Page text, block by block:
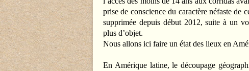
prise de conscience du caractère néfaste de
supprimée depuis début 2012, suite à un
plus d’objet.
Nous allons ici faire un état des lieux en
En Amérique latine, le découpage